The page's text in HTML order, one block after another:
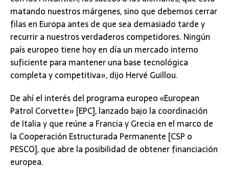
matando nuestros márgenes, sino que debemos cerrar
filas en Europa antes de que sea demasiado tarde y
recurrir a nuestros verdaderos competidores. Ningún
país europeo tiene hoy en día un mercado interno
suficiente para mantener una base tecnológica
completa y competitiva», dijo Hervé Guillou.
De ahí el interés del programa europeo «European
Patrol Corvette» [EPC], lanzado bajo la coordinación
de Italia y que reúne a Francia y Grecia en el marco de
la Cooperación Estructurada Permanente [CSP o
PESCO], que abre la posibilidad de obtener financiación
europea.